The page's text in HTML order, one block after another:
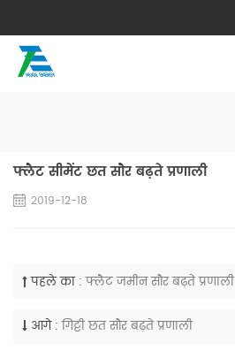
फ्लैट सीमेंट छत सौर बढ़ते प्रणाली
2019-12-18
पहले का : फ्लैट जमीन सौर बढ़ते प्रणाली
आगे : गिट्टी छत सौर बढ़ते प्रणाली